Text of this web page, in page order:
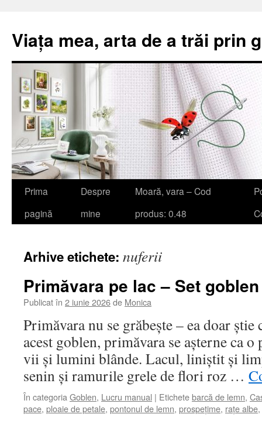
Viața mea, arta de a trăi prin
Sari
Prima
pagină
Despre
mine
Moară, vara – Cod
produs: 0.48
Arhive etichete: nuferii
Primăvara pe lac – Set
Publicat în 2 iunie 2026de Monica
Primăvara nu se grăbește – ea doar
acest goblen, primăvara se așterne ca
vii și lumini blânde. Lacul, liniștit și
senin și ramurile grele de flori roz …
În categoria Goblen, Lucru manual | Etichetebarcă de lemn,
pace, ploaie de petale, pontonul de lemn, prospețime, rațe albe,